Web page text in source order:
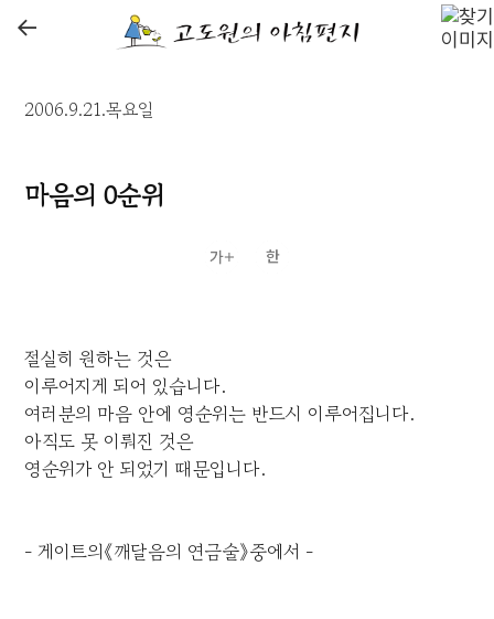
←
2006.9.21.목요일
마음의 0순위
절실히 원하는 것은
이루어지게 되어 있습니다.
여러분의 마음 안에 영순위는 반드시 이루어집니다.
아직도 못 이뤄진 것은
영순위가 안 되었기 때문입니다.
- 게이트의《깨달음의 연금술》중에서 -